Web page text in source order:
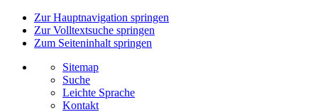
Zur Hauptnavigation springen
Zur Volltextsuche springen
Zum Seiteninhalt springen
Sitemap
Suche
Leichte Sprache
Kontakt